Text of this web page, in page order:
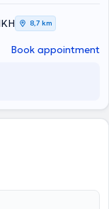
8,7 km
Book appointment